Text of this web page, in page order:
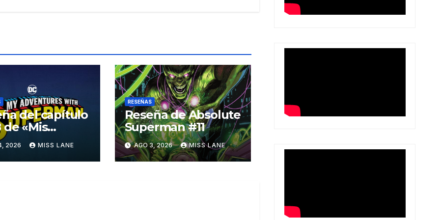
del capítulo
de «Mis
con
2026 MISS LANE
RESEÑAS
Reseña de Absolute
Superman #11
AGO 3, 2026 MISS LANE